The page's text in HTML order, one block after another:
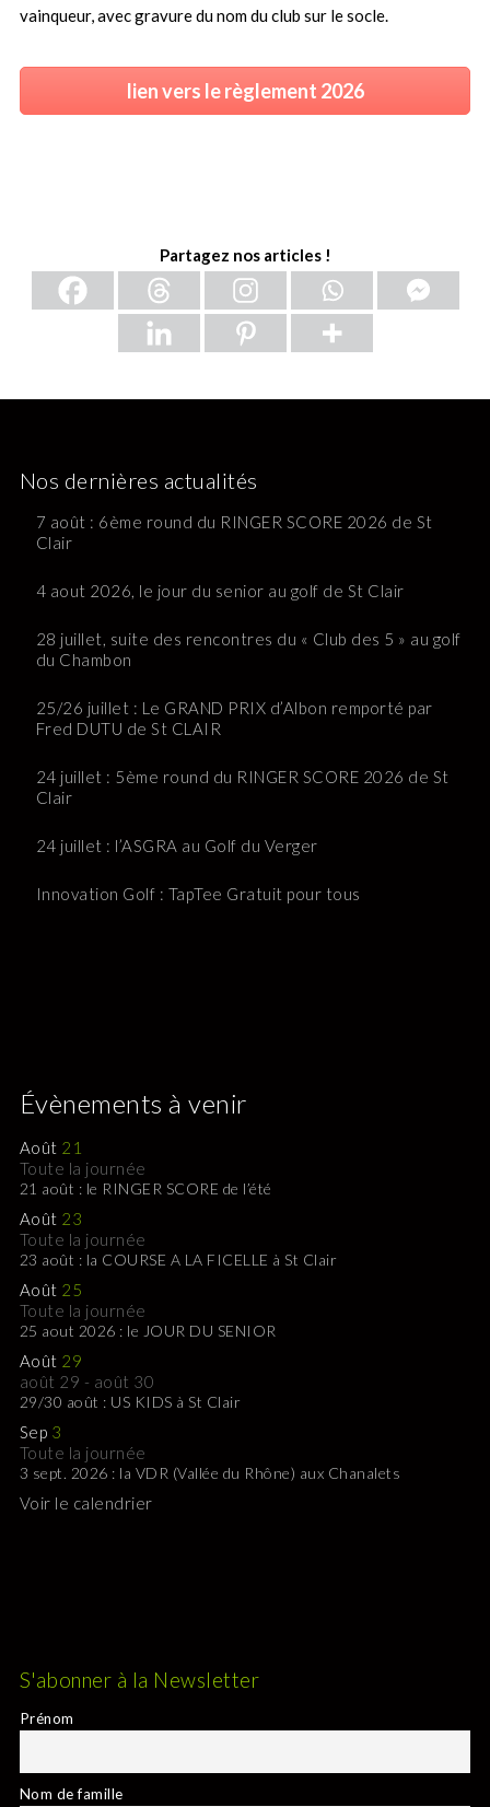
vainqueur, avec gravure du nom du club sur le socle.
lien vers le règlement 2026
Partagez nos articles !
Nos dernières actualités
7 août : 6ème round du RINGER SCORE 2026 de St
Clair
4 aout 2026, le jour du senior au golf de St Clair
28 juillet, suite des rencontres du « Club des 5 » au golf
du Chambon
25/26 juillet : Le GRAND PRIX d’Albon remporté par
Fred DUTU de St CLAIR
24 juillet : 5ème round du RINGER SCORE 2026 de St
Clair
24 juillet : l’ASGRA au Golf du Verger
Innovation Golf : TapTee Gratuit pour tous
Évènements à venir
Août 21
Toute la journée
21 août : le RINGER SCORE de l’été
Août 23
Toute la journée
23 août : la COURSE A LA FICELLE à St Clair
Août 25
Toute la journée
25 aout 2026 : le JOUR DU SENIOR
Août 29
août 29 - août 30
29/30 août : US KIDS à St Clair
Sep 3
Toute la journée
3 sept. 2026 : la VDR (Vallée du Rhône) aux Chanalets
Voir le calendrier
S'abonner à la Newsletter
Prénom
Nom de famille